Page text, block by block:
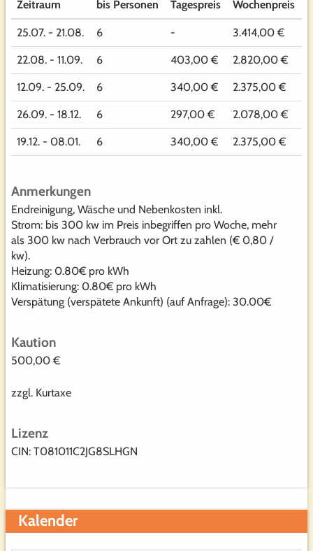
Zeitraum bis Personen Tagespreis Wochenpreis
25.07. - 21.08. 6 - 3.414,00 €
22.08. - 11.09. 6 403,00 € 2.820,00 €
12.09. - 25.09. 6 340,00 € 2.375,00 €
26.09. - 18.12. 6 297,00 € 2.078,00 €
19.12. - 08.01. 6 340,00 € 2.375,00 €
Anmerkungen
Endreinigung, Wäsche und Nebenkosten inkl.
Strom: bis 300 kw im Preis inbegriffen pro Woche, mehr
als 300 kw nach Verbrauch vor Ort zu zahlen (€ 0,80 /
kw).
Heizung: 0.80€ pro kWh
Klimatisierung: 0.80€ pro kWh
Verspätung (verspätete Ankunft) (auf Anfrage): 30.00€
Kaution
500,00 €
zzgl. Kurtaxe
Lizenz
CIN: T081011C2JG8SLHGN
Kalender